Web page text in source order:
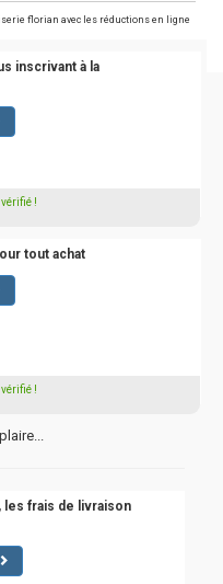
florian avec les réductions en ligne
inscrivant à la
vérifié !
tout achat
vérifié !
les frais de livraison